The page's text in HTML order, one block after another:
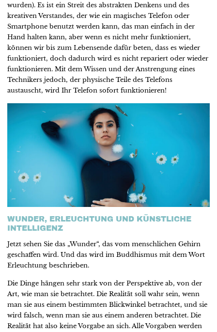
wurden). Es ist ein Streit des abstrakten Denkens und des
kreativen Verstandes, der wie ein magisches Telefon oder
Smartphone benutzt werden kann, das man einfach in der
Hand halten kann, aber wenn es nicht mehr funktioniert,
können wir bis zum Lebensende dafür beten, dass es wieder
funktioniert, doch dadurch wird es nicht repariert oder wieder
funktionieren. Mit dem Wissen und der Anstrengung eines
Technikers jedoch, der physische Teile des Telefons
austauscht, wird Ihr Telefon sofort funktionieren!
WUNDER, ERLEUCHTUNG UND KÜNSTLICHE
INTELLIGENZ
Jetzt sehen Sie das „Wunder“, das vom menschlichen Gehirn
geschaffen wird. Und das wird im Buddhismus mit dem Wort
Erleuchtung beschrieben.
Die Dinge hängen sehr stark von der Perspektive ab, von der
Art, wie man sie betrachtet. Die Realität soll wahr sein, wenn
man sie aus einem bestimmten Blickwinkel betrachtet, und sie
wird falsch, wenn man sie aus einem anderen betrachtet. Die
Realität hat also keine Vorgabe an sich. Alle Vorgaben werden